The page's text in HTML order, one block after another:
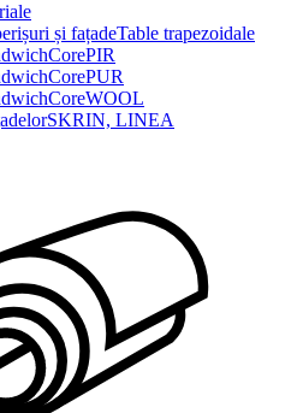
și fațadeTable trapezoidale
CorePIR
CorePUR
CoreWOOL
SKRIN, LINEA